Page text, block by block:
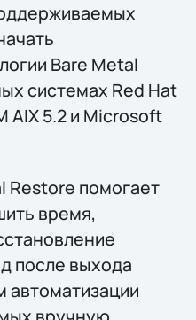
Bare Metal
системах Red Hat
AIX 5.2 и Microsoft
Restore помогает
время,
после выхода
автоматизации